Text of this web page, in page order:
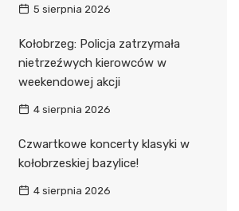
5 sierpnia 2026
Kołobrzeg: Policja zatrzymała
nietrzeźwych kierowców w
weekendowej akcji
4 sierpnia 2026
Czwartkowe koncerty klasyki w
kołobrzeskiej bazylice!
4 sierpnia 2026